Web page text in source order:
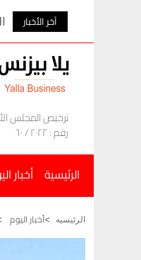
آخر الأخبار
ترخيص المجلس
رقم : ٢٠٢٢ / ٦٠
الرئيسية أخبار
الرئيسيه أخبار اليوم